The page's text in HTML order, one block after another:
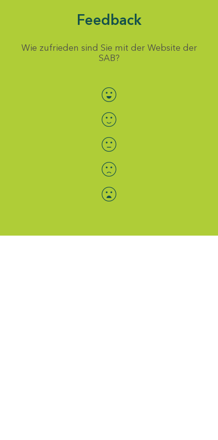
Feedback
Wie zufrieden sind Sie mit der Website der
SAB?
Bewertung auswählen